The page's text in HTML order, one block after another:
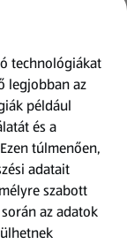
technológiákat
legjobban az
például
és a
túlmenően,
adatait
szabott
az adatok